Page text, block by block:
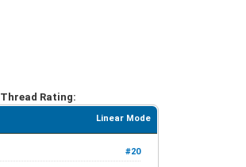
Thread Rating:
Linear Mode
#20